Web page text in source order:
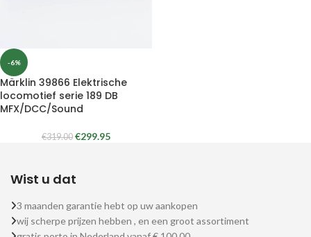
-6%
Märklin 39866 Elektrische
locomotief serie 189 DB
MFX/DCC/Sound
€319.00 €299.95
Wist u dat
3 maanden garantie hebt op uw aankopen
wij scherpe prijzen hebben , en een groot assortiment